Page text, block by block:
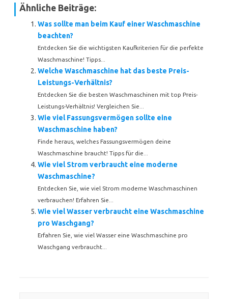
Ähnliche Beiträge:
Was sollte man beim Kauf einer Waschmaschine
beachten?
Entdecken Sie die wichtigsten Kaufkriterien für die perfekte
Waschmaschine! Tipps...
Welche Waschmaschine hat das beste Preis-
Leistungs-Verhältnis?
Entdecken Sie die besten Waschmaschinen mit top Preis-
Leistungs-Verhältnis! Vergleichen Sie...
Wie viel Fassungsvermögen sollte eine
Waschmaschine haben?
Finde heraus, welches Fassungsvermögen deine
Waschmaschine braucht! Tipps für die...
Wie viel Strom verbraucht eine moderne
Waschmaschine?
Entdecken Sie, wie viel Strom moderne Waschmaschinen
verbrauchen! Erfahren Sie...
Wie viel Wasser verbraucht eine Waschmaschine
pro Waschgang?
Erfahren Sie, wie viel Wasser eine Waschmaschine pro
Waschgang verbraucht...